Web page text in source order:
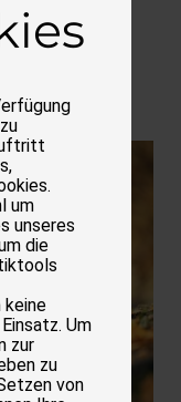
um
unseres
die
keine
Um
zur
zu
von